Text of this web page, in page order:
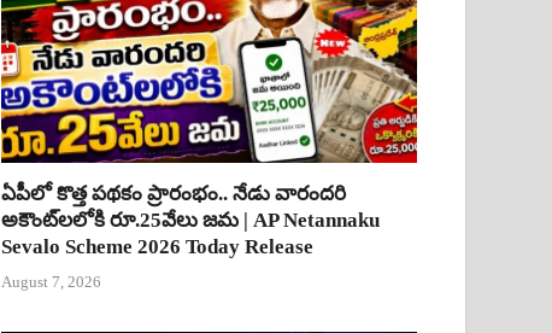
ఏపీలో కొత్త పథకం ప్రారంభం.. నేడు వారందరి
అకౌంట్‌లలోకి రూ.25వేలు జమ | AP Netannaku
Sevalo Scheme 2026 Today Release
August 7, 2026